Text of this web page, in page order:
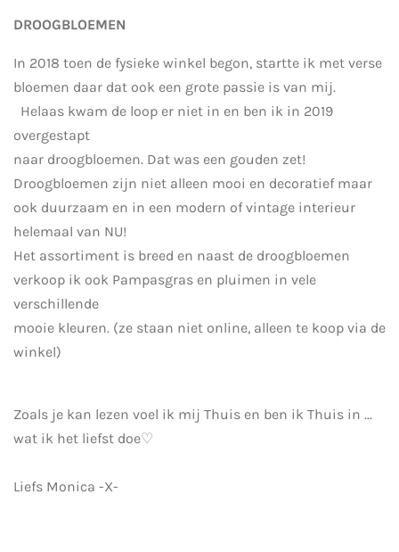
DROOGBLOEMEN
In 2018 toen de fysieke winkel begon, startte ik met verse
bloemen daar dat ook een grote passie is van mij.
Helaas kwam de loop er niet in en ben ik in 2019
overgestapt
naar droogbloemen. Dat was een gouden zet!
Droogbloemen zijn niet alleen mooi en decoratief maar
ook duurzaam en in een modern of vintage interieur
helemaal van NU!
Het assortiment is breed en naast de droogbloemen
verkoop ik ook Pampasgras en pluimen in vele
verschillende
mooie kleuren. (ze staan niet online, alleen te koop via de
winkel)
Zoals je kan lezen voel ik mij Thuis en ben ik Thuis in ...
wat ik het liefst doe♡
Liefs Monica -X-